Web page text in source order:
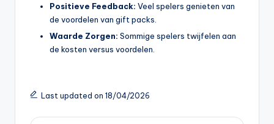
Positieve Feedback: Veel spelers genieten van
de voordelen van gift packs.
Waarde Zorgen: Sommige spelers twijfelen aan
de kosten versus voordelen.
Last updated on 18/04/2026